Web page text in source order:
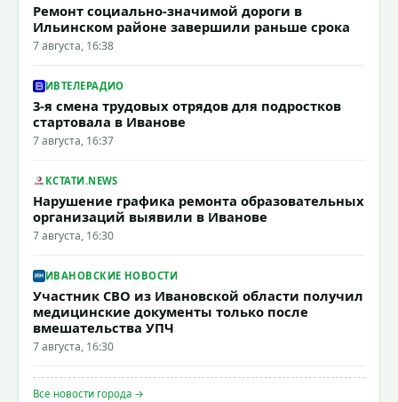
Ремонт социально-значимой дороги в
Ильинском районе завершили раньше срока
7 августа, 16:38
ИВТЕЛЕРАДИО
3-я смена трудовых отрядов для подростков
стартовала в Иванове
7 августа, 16:37
КСТАТИ.NEWS
Нарушение графика ремонта образовательных
организаций выявили в Иванове
7 августа, 16:30
ИВАНОВСКИЕ НОВОСТИ
Участник СВО из Ивановской области получил
медицинские документы только после
вмешательства УПЧ
7 августа, 16:30
Все новости города →